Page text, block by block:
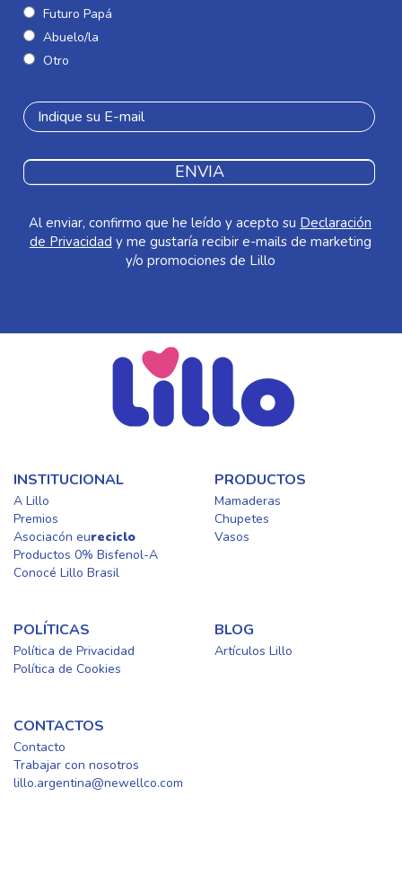
Futuro Papá
Abuelo/la
Otro
ENVIA
Al enviar, confirmo que he leído y acepto su Declaración
de Privacidad y me gustaría recibir e-mails de marketing
y/o promociones de Lillo
INSTITUCIONAL
A Lillo
Premios
Asociacón eureciclo
Productos 0% Bisfenol-A
Conocé Lillo Brasil
PRODUCTOS
Mamaderas
Chupetes
Vasos
POLÍTICAS
Política de Privacidad
Política de Cookies
BLOG
Artículos Lillo
CONTACTOS
Contacto
Trabajar con nosotros​
lillo.argentina@newellco.com